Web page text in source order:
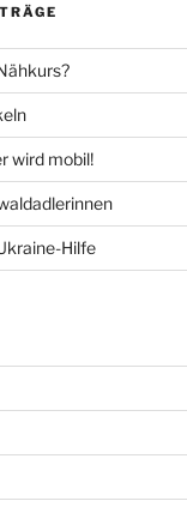
wird mobil!
Hilfe